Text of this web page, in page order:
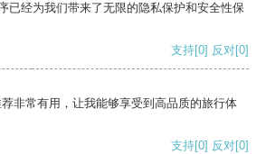
已经为我们带来了无限的隐私保护和安全性保
支持[0] 反对[0]
非常有用，让我能够享受到高品质的旅行体
支持[0] 反对[0]